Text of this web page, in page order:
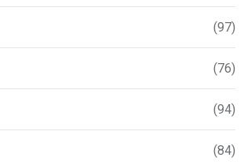
(97)
(76)
(94)
(84)